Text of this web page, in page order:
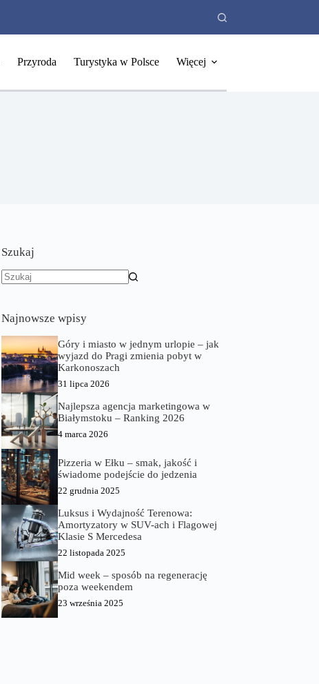
Przyroda Turystyka w Polsce Więcej
Szukaj
Najnowsze wpisy
Góry i miasto w jednym urlopie – jak
wyjazd do Pragi zmienia pobyt w
Karkonoszach
31 lipca 2026
Najlepsza agencja marketingowa w
Białymstoku – Ranking 2026
4 marca 2026
Pizzeria w Ełku – smak, jakość i
świadome podejście do jedzenia
22 grudnia 2025
Luksus i Wydajność Terenowa:
Amortyzatory w SUV-ach i Flagowej
Klasie S Mercedesa
22 listopada 2025
Mid week – sposób na regenerację
poza weekendem
23 września 2025